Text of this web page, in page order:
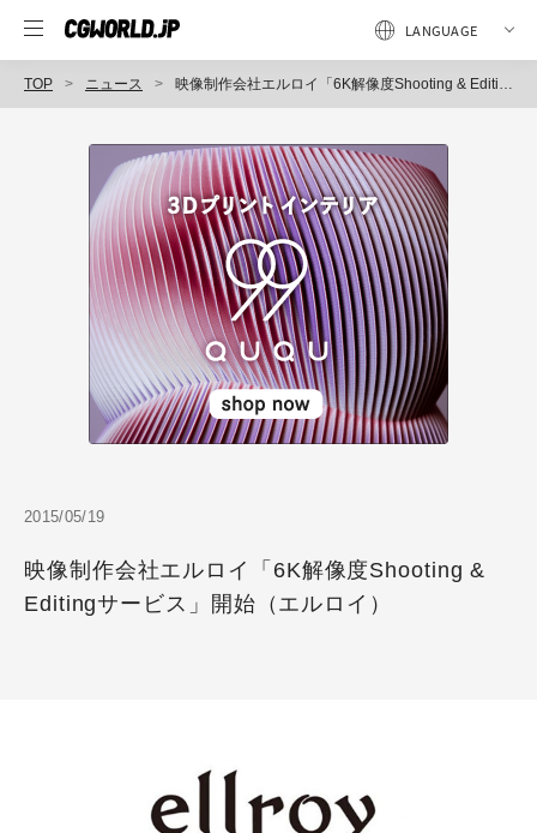
TOP ニュース 映像制作会社エルロイ「6K解像度Shooting & Editingサービス」開始（エルロイ）
2015/05/19
映像制作会社エルロイ「6K解像度Shooting &
Editingサービス」開始（エルロイ）